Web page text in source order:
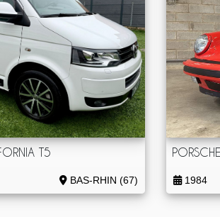
T5
BAS-RHIN (67) 1984